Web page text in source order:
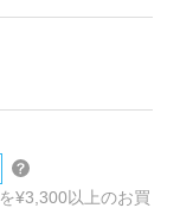
¥3,300以上のお買